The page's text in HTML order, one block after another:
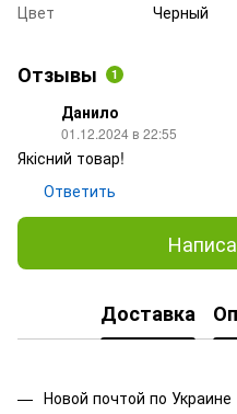
Цвет
Черный
Отзывы 1
Данило
01.12.2024 в 22:55
Якісний товар!
Ответить
Доставка
Новой почтой по